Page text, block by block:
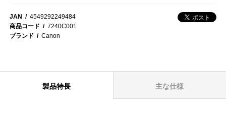
JAN
4549292249484
商品コード
7240C001
ブランド
Canon
製品特長 主な仕様